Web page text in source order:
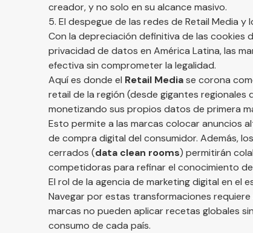
creador, y no solo en su alcance masivo.
5. El despegue de las redes de Retail Media
Con la depreciación definitiva de las cookies
privacidad de datos en América Latina, las
efectiva sin comprometer la legalidad.
Aquí es donde el Retail Mediase corona
retail de la región (desde gigantes
monetizando sus propios datos de primera
Esto permite a las marcas colocar anuncios
de compra digital del consumidor. Además, los
cerrados (data clean rooms) permitirán
competidoras para refinar el conocimiento
El rol de la agencia de marketing digital en el
Navegar por estas transformaciones
marcas no pueden aplicar recetas globales
consumo de cada país.